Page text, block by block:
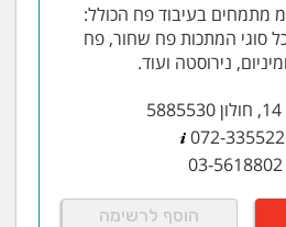
מתמחים בעיבוד פח הכולל:
סוגי המתכות פח שחור, פח
נירוסטה ועוד.
072-
03-5618802
הוסף לרשימה